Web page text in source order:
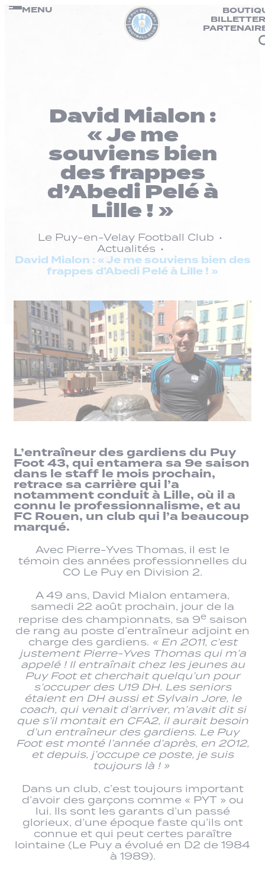
Passer
MENU
David Mialon :
« Je me
souviens bien
des frappes
d’Abedi Pelé à
Lille ! »
Le Puy-en-Velay Football Club
Actualités
David Mialon : « Je me souviens bien des
frappes d’Abedi Pelé à Lille ! »
L’entraîneur des gardiens du Puy
Foot 43, qui entamera sa 9e saison
dans le staff le mois prochain,
retrace sa carrière qui l’a
notamment conduit à Lille, où il a
connu le professionnalisme, et au
FC Rouen, un club qui l’a beaucoup
marqué.
Avec Pierre-Yves Thomas, il est le
témoin des années professionnelles du
CO Le Puy en Division 2.
A 49 ans, David Mialon entamera,
samedi 22 août prochain, jour de la
reprise des championnats, sa 9esaison
de rang au poste d’entraîneur adjoint en
charge des gardiens. « En 2011, c’est
justement Pierre-Yves Thomas qui m’a
appelé ! Il entraînait chez les jeunes au
Puy Foot et cherchait quelqu’un pour
s’occuper des U19 DH. Les seniors
étaient en DH aussi et Sylvain Jore, le
coach, qui venait d’arriver, m’avait dit si
que s’il montait en CFA2, il aurait besoin
d’un entraîneur des gardiens. Le Puy
Foot est monté l’année d’après, en 2012,
et depuis, j’occupe ce poste, je suis
toujours là ! »
Dans un club, c’est toujours important
d’avoir des garçons comme « PYT » ou
lui. Ils sont les garants d’un passé
glorieux, d’une époque faste qu’ils ont
connue et qui peut certes paraître
lointaine (Le Puy a évolué en D2 de 1984
à 1989).
Panneau de gestion des cookies